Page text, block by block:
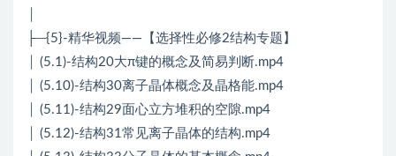
├─{5}-精华视频——【选择性必修2结构专题】
│ (5.1)-结构20大π键的概念及简易判断.mp4
│ (5.10)-结构30离子晶体概念及晶格能.mp4
│ (5.11)-结构29面心立方堆积的空隙.mp4
│ (5.12)-结构31常见离子晶体的结构.mp4